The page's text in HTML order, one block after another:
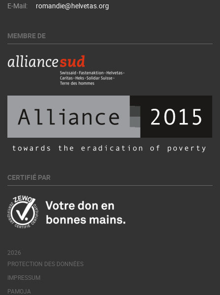
E-Mail:
romandie@helvetas.org
MEMBRE DE
CERTIFIÉ PAR
2026
PROTECTION DES DONNÉES
IMPRESSUM
PAMOJA